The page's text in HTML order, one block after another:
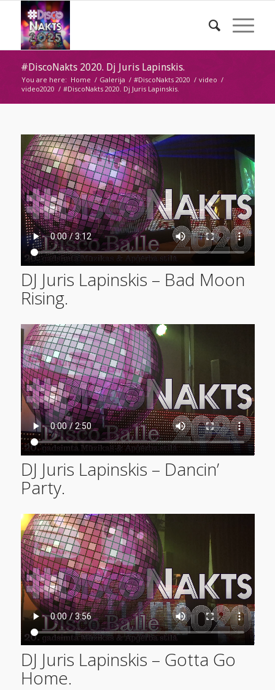
#DiscoNakts 2020. Dj Juris Lapinskis.
You are here: Home / Galerija / #DiscoNakts 2020 / video /
video2020 / #DiscoNakts 2020. Dj Juris Lapinskis.
DJ Juris Lapinskis – Bad Moon
Rising.
DJ Juris Lapinskis – Dancin’
Party.
DJ Juris Lapinskis – Gotta Go
Home.